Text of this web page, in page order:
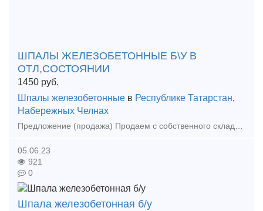
ШПАЛЫ ЖЕЛЕЗОБЕТОННЫЕ Б\У В
ОТЛ,СОСТОЯНИИ
1450 руб.
Шпалы железобетонные в Республике Татарстан,
Набережных Челнах
Предложение (продажа) Продаем с собственного склада шпалы железобетонные б\у в отличном состоянии с креплениями и без креплений. Рельсы все виды.Крепежи жд.
05.06.23
921
0
Шпала железобетонная б/у